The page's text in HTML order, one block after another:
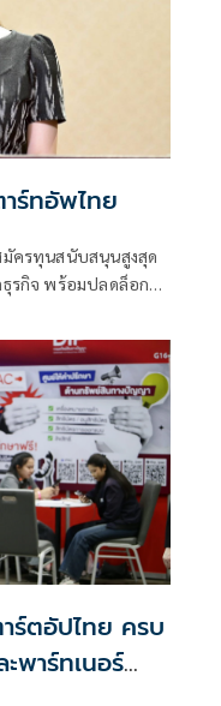
ขั้นสูง จนพลิกโฉม
รงประสิทธิภาพและ
ร์ทอัพไทย
มัครทุนสนับสนุนสูงสุด
รกิจ พร้อมปลดล็อก
ร์ตอัปไทย ครบ
พาร์ทเนอร์